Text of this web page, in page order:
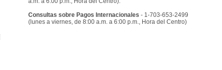
Consultas sobre Pagos Internacionales - 1-703-653-2499
(lunes a viernes, de 8:00 a.m. a 6:00 p.m., Hora del Centro)